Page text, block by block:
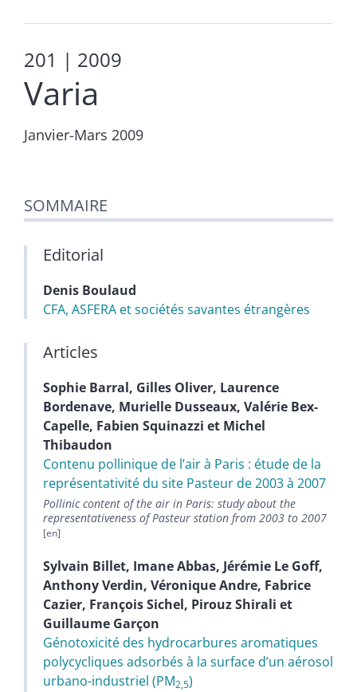
201 | 2009
Varia
Janvier-Mars 2009
SOMMAIRE
Editorial
Denis Boulaud
CFA, ASFERA et sociétés savantes étrangères
Articles
Sophie Barral, Gilles Oliver, Laurence
Bordenave, Murielle Dusseaux, Valérie Bex-
Capelle, Fabien Squinazzi et Michel
Thibaudon
Contenu pollinique de lʼair à Paris : étude de la
représentativité du site Pasteur de 2003 à 2007
Pollinic content of the air in Paris: study about the
representativeness of Pasteur station from 2003 to 2007
Sylvain Billet, ImaneAbbas, Jérémie Le Goff,
AnthonyVerdin, VéroniqueAndre, Fabrice
Cazier, FrançoisSichel, PirouzShirali et
Guillaume Garçon
Génotoxicité des hydrocarbures aromatiques
polycycliques adsorbés à la surface dʼun aérosol
urbano-industriel (PM2,5)